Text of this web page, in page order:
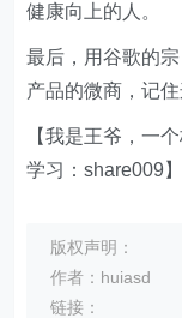
健康向上的人。
最后，用谷歌的
产品的微商，记住
【我是王爷，一
学习：share009】
版权声明：
作者：huiasd
链接：